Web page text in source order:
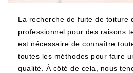
La recherche de fuite de toiture
professionnel pour des raisons
est nécessaire de connaître
toutes les méthodes pour faire
qualité. À côté de cela, nous